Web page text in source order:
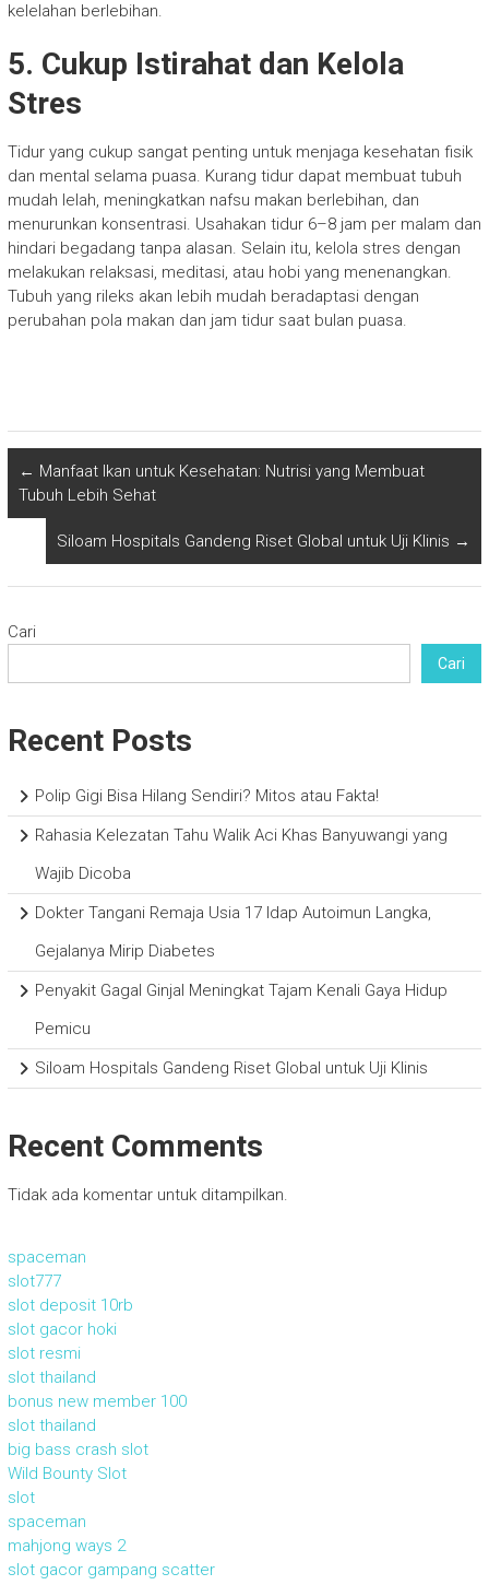
kelelahan berlebihan.
5. Cukup Istirahat dan Kelola
Stres
Tidur yang cukup sangat penting untuk menjaga kesehatan fisik
dan mental selama puasa. Kurang tidur dapat membuat tubuh
mudah lelah, meningkatkan nafsu makan berlebihan, dan
menurunkan konsentrasi. Usahakan tidur 6–8 jam per malam dan
hindari begadang tanpa alasan. Selain itu, kelola stres dengan
melakukan relaksasi, meditasi, atau hobi yang menenangkan.
Tubuh yang rileks akan lebih mudah beradaptasi dengan
perubahan pola makan dan jam tidur saat bulan puasa.
← Manfaat Ikan untuk Kesehatan: Nutrisi yang Membuat
Tubuh Lebih Sehat
Siloam Hospitals Gandeng Riset Global untuk Uji Klinis →
Cari
Cari
Recent Posts
Polip Gigi Bisa Hilang Sendiri? Mitos atau Fakta!
Rahasia Kelezatan Tahu Walik Aci Khas Banyuwangi yang
Wajib Dicoba
Dokter Tangani Remaja Usia 17 Idap Autoimun Langka,
Gejalanya Mirip Diabetes
Penyakit Gagal Ginjal Meningkat Tajam Kenali Gaya Hidup
Pemicu
Siloam Hospitals Gandeng Riset Global untuk Uji Klinis
Recent Comments
Tidak ada komentar untuk ditampilkan.
spaceman
slot777
slot deposit 10rb
slot gacor hoki
slot resmi
slot thailand
bonus new member 100
slot thailand
big bass crash slot
Wild Bounty Slot
slot
spaceman
mahjong ways 2
slot gacor gampang scatter